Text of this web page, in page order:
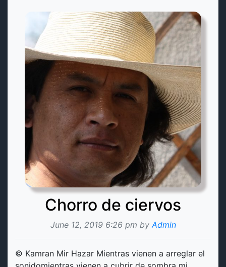
Chorro de ciervos
June 12, 2019 6:26 pm byAdmin
© Kamran Mir Hazar Mientras vienen a arreglar el